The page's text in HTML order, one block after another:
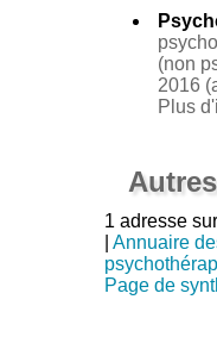
(non
2016
Plus
1 adresse sur
Annuaire
Page de